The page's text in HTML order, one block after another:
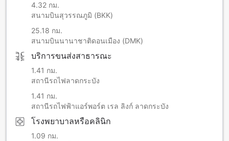
4.32 กม.
สนามบินสุวรรณภูมิ (BKK)
25.18 กม.
สนามบินนานาชาติดอนเมือง (DMK)
บริการขนส่งสาธารณะ
1.41 กม.
สถานีรถไฟลาดกระบัง
1.41 กม.
สถานีรถไฟฟ้าแอร์พอร์ต เรล ลิงก์ ลาดกระบัง
โรงพยาบาลหรือคลินิก
1.09 กม.